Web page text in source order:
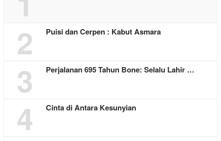
2 Puisi dan Cerpen : Kabut Asmara
3 Perjalanan 695 Tahun Bone: Selalu Lahir …
4 Cinta di Antara Kesunyian